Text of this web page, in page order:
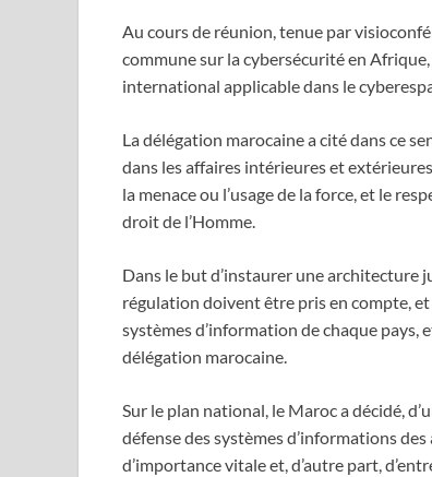
Au cours de réunion, tenue par
commune sur la cybersécurité en
international applicable dans le
La délégation marocaine a cité dans ce
dans les affaires intérieures et
la menace ou l’usage de la force, et le
droit de l’Homme.
Dans le but d’instaurer une architecture
régulation doivent être pris en compte,
systèmes d’information de chaque
délégation marocaine.
Sur le plan national, le Maroc a décidé,
défense des systèmes d’informations
d’importance vitale et, d’autre part,